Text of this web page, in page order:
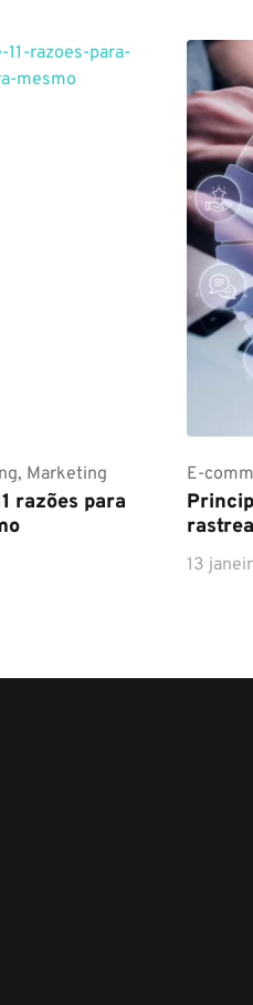
, Marketing
razões para
E-
13